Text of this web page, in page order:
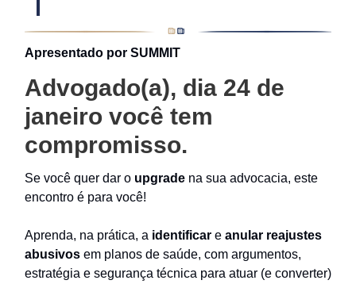
Apresentado por SUMMIT
Advogado(a), dia 24 de
janeiro você tem
compromisso.
Se você quer dar o upgrade na sua advocacia, este
encontro é para você!
Aprenda, na prática, a identificar e anular reajustes
abusivos em planos de saúde, com argumentos,
estratégia e segurança técnica para atuar (e converter)